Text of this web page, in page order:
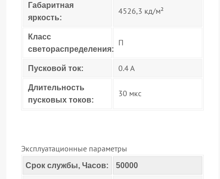
Габаритная
яркость:
4526,3 кд/м²
Класс
светораспределения:
П
Пусковой ток: 0.4 А
Длительность
пусковых токов:
30 мкс
Эксплуатационные параметры
Срок службы, Часов: 50000